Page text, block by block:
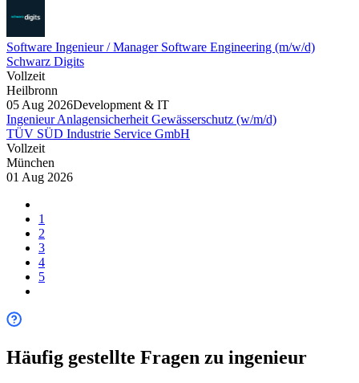
Software Ingenieur / Manager Software Engineering (m/w/d)
Schwarz Digits
Vollzeit
Heilbronn
05 Aug 2026Development & IT
Ingenieur Anlagensicherheit Gewässerschutz (w/m/d)
TÜV SÜD Industrie Service GmbH
Vollzeit
München
01 Aug 2026
1
2
3
4
5
Häufig gestellte Fragen zu ingenieur